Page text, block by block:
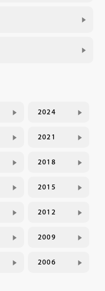
2024
2021
2018
2015
2012
2009
2006